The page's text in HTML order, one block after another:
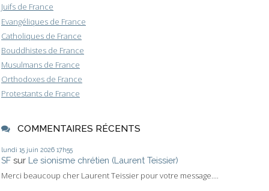
Juifs de France
Evangéliques de France
Catholiques de France
Bouddhistes de France
Musulmans de France
Orthodoxes de France
Protestants de France
COMMENTAIRES RÉCENTS
lundi 15 juin 2026 17h55
SF sur Le sionisme chrétien (Laurent Teissier)
Merci beaucoup cher Laurent Teissier pour votre message....